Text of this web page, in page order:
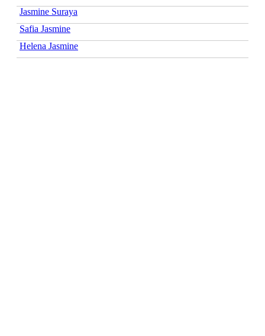
Jasmine Suraya
Safia Jasmine
Helena Jasmine